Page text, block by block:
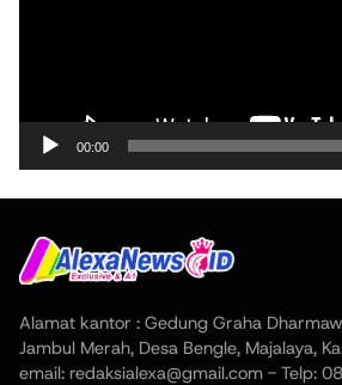
00:00
Alamat kantor : Gedung Graha
Jambul Merah, Desa Bengle, Majalaya,
email: redaksialexa@gmail.com - Telp: